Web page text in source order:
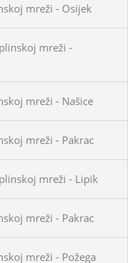
mreži - Osijek
mreži -
mreži - Našice
mreži - Pakrac
mreži - Lipik
mreži - Pakrac
mreži - Požega